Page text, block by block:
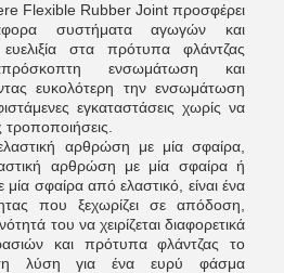
Flexible Rubber Joint προσφέρει
συστήματα αγωγών και
στα πρότυπα φλάντζας
ενσωμάτωση και
ευκολότερη την ενσωμάτωση
εγκαταστάσεις χωρίς να
τροποποιήσεις.
αρθρώση με μία σφαίρα,
αρθρώση με μία σφαίρα ή
σφαίρα από ελαστικό, είναι ένα
που ξεχωρίζει σε απόδοση,
του να χειρίζεται διαφορετικά
και πρότυπα φλάντζας το
λύση για ένα ευρύ φάσμα